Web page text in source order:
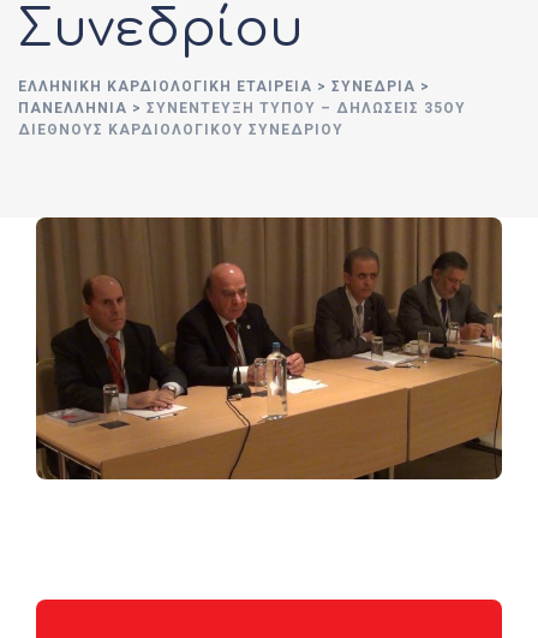
Συνεδρίου
ΕΛΛΗΝΙΚΉ ΚΑΡΔΙΟΛΟΓΙΚΉ ΕΤΑΙΡΕΊΑ > ΣΥΝΈΔΡΙΑ >
ΠΑΝΕΛΛΉΝΙΑ > ΣΥΝΈΝΤΕΥΞΗ ΤΎΠΟΥ – ΔΗΛΏΣΕΙΣ 35ΟΥ
ΔΙΕΘΝΟΎΣ ΚΑΡΔΙΟΛΟΓΙΚΟΎ ΣΥΝΕΔΡΊΟΥ